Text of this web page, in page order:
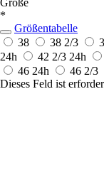
Größe
*
Größentabelle
38
38 2/3
24h
42 2/3 24h
46 24h 46 2/3
Dieses Feld ist